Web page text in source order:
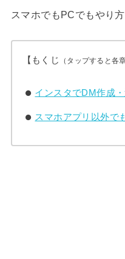
スマホでもPCでもやり
【もくじ （タップすると各
インスタでDM作成
スマホアプリ以外で